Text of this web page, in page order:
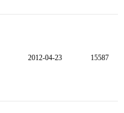
2012-04-23 15587